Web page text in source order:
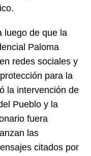
luego de que la
Paloma
redes sociales y
para la
la intervención de
Pueblo y la
fuera
las
citados por